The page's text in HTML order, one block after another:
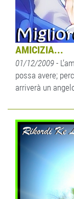
AMICIZIA...
01/12/2009 -
possa avere;
arriverà un